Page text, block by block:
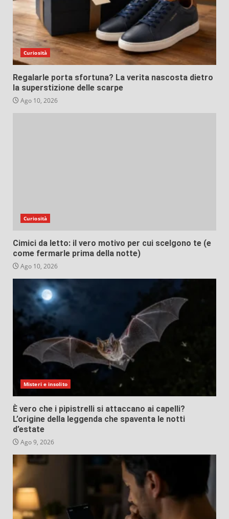
Curiosità
Regalarle porta sfortuna? La verita nascosta dietro
la superstizione delle scarpe
Ago 10, 2026
Curiosità
Cimici da letto: il vero motivo per cui scelgono te (e
come fermarle prima della notte)
Ago 10, 2026
Misteri e insolito
È vero che i pipistrelli si attaccano ai capelli?
L’origine della leggenda che spaventa le notti
d’estate
Ago 9, 2026